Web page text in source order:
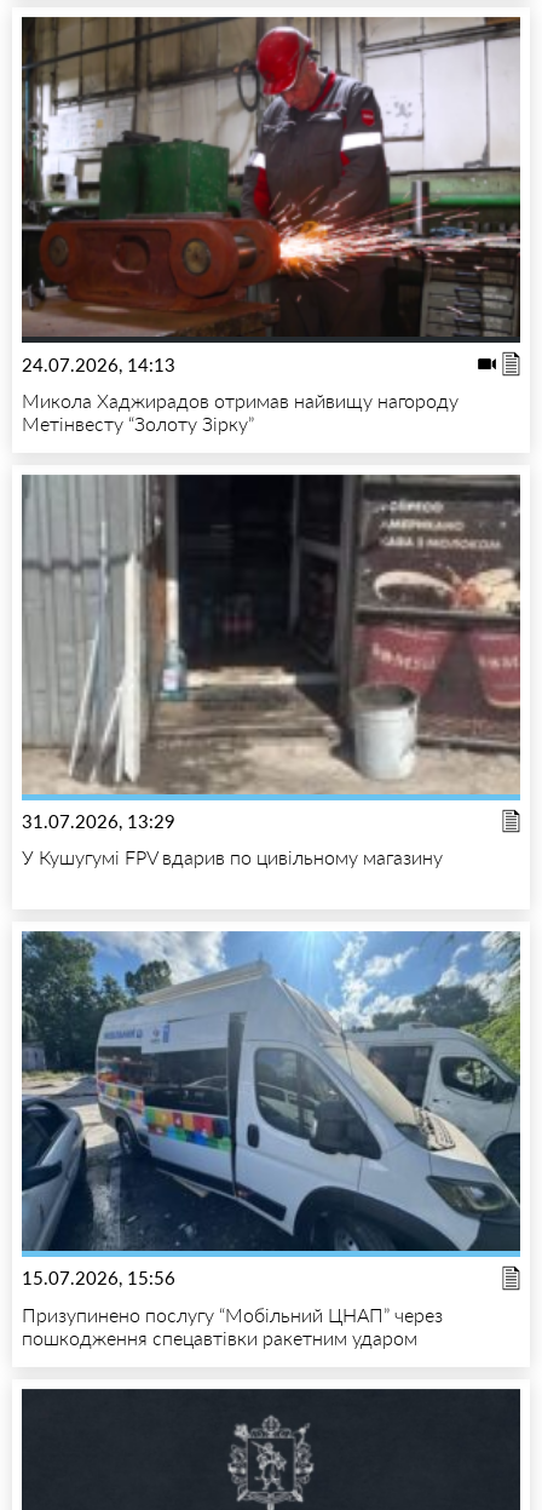
24.07.2026, 14:13
Микола Хаджирадов отримав найвищу нагороду
Метінвесту “Золоту Зірку”
31.07.2026, 13:29
У Кушугумі FPV вдарив по цивільному магазину
15.07.2026, 15:56
Призупинено послугу “Мобільний ЦНАП” через
пошкодження спецавтівки ракетним ударом